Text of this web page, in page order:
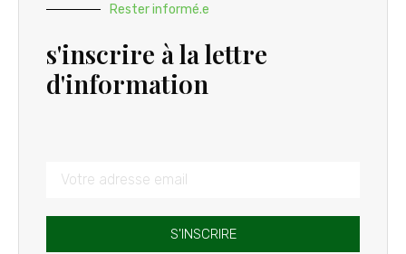
Rester informé.e
s'inscrire à la lettre
d'information
S'INSCRIRE